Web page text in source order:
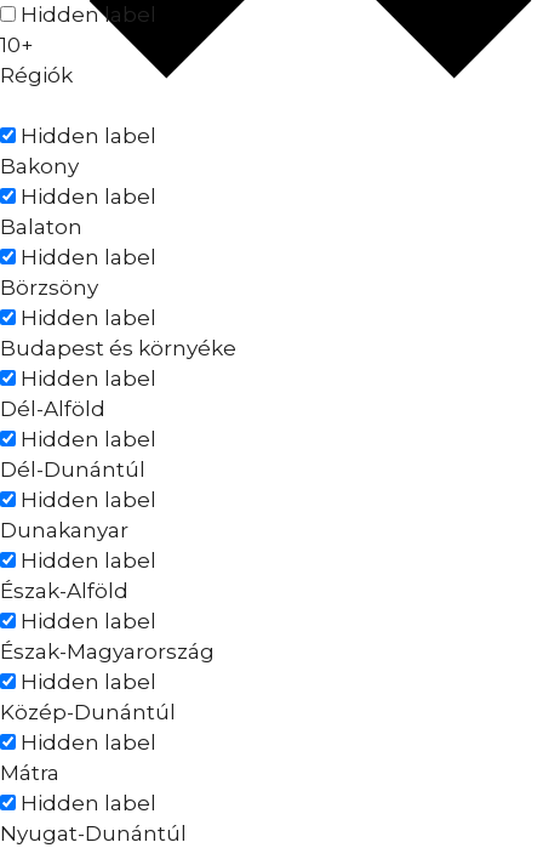
Hidden label
10+
Régiók
Hidden label
Bakony
Hidden label
Balaton
Hidden label
Börzsöny
Hidden label
Budapest és környéke
Hidden label
Dél-Alföld
Hidden label
Dél-Dunántúl
Hidden label
Dunakanyar
Hidden label
Észak-Alföld
Hidden label
Észak-Magyarország
Hidden label
Közép-Dunántúl
Hidden label
Mátra
Hidden label
Nyugat-Dunántúl